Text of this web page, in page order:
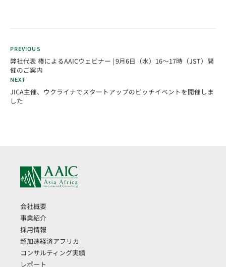
PREVIOUS
弊社代表 椿によるAAICウェビナー | 9月6日（水）16～17時（JST）開
催のご案内
NEXT
JICA主催、ウクライナでスタートアップのピッチイベントを開催しま
した
会社概要
事業紹介
採用情報
超加速経済アフリカ
コンサルティング実績
レポート